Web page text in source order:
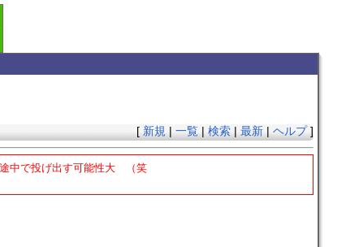
[ 新規 | 一覧 | 検索 | 最新 | ヘルプ]
途中で投げ出す可能性大 （笑